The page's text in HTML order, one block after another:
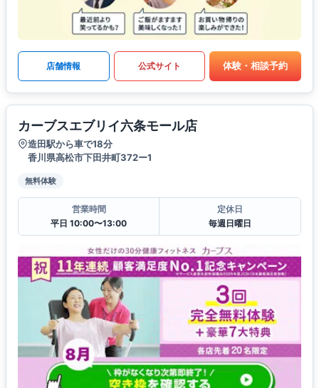
店舗情報 公式サイト 体験・相談予約
カーブスエブリイ六条モール店
造田駅から車で18分
香川県高松市下田井町372ー1
無料体験
営業時間
平日 10:00〜13:00
定休日
毎週日曜日